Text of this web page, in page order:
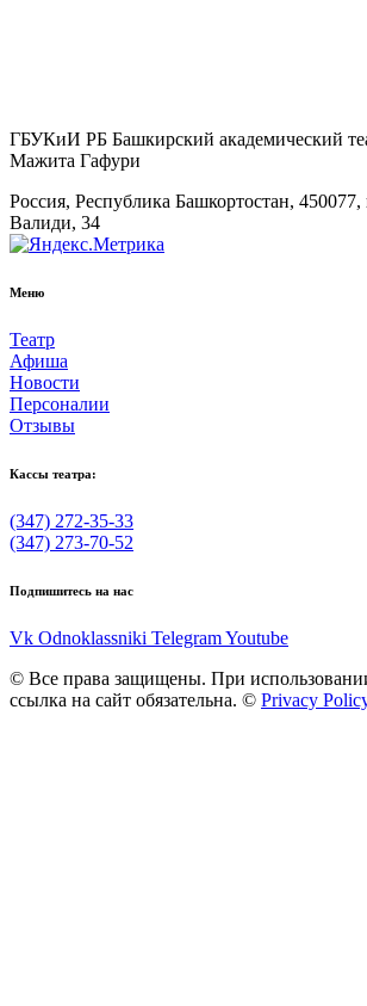
ГБУКиИ РБ Башкирский академический
Мажита Гафури
Россия, Республика Башкортостан, 450077,
Валиди, 34
Меню
Театр
Афиша
Новости
Персоналии
Отзывы
Кассы театра:
(347) 272-35-33
(347) 273-70-52
Подпишитесь на нас
Vk Odnoklassniki TelegramYoutube
© Все права защищены. При
ссылка на сайт обязательна. © Privacy